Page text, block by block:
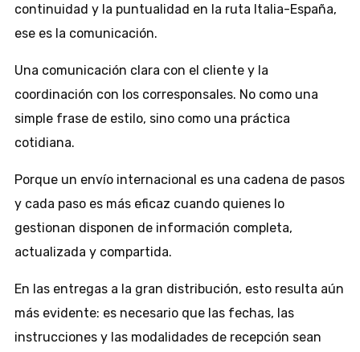
continuidad y la puntualidad en la ruta Italia-España,
ese es la comunicación.
Una comunicación clara con el cliente y la
coordinación con los corresponsales. No como una
simple frase de estilo, sino como una práctica
cotidiana.
Porque un envío internacional es una cadena de pasos
y cada paso es más eficaz cuando quienes lo
gestionan disponen de información completa,
actualizada y compartida.
En las entregas a la gran distribución, esto resulta aún
más evidente: es necesario que las fechas, las
instrucciones y las modalidades de recepción sean